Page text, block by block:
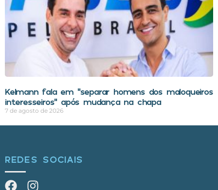
Kelmann fala em “separar homens dos maloqueiros
interesseiros” após mudança na chapa
7 de agosto de 2026
REDES SOCIAIS